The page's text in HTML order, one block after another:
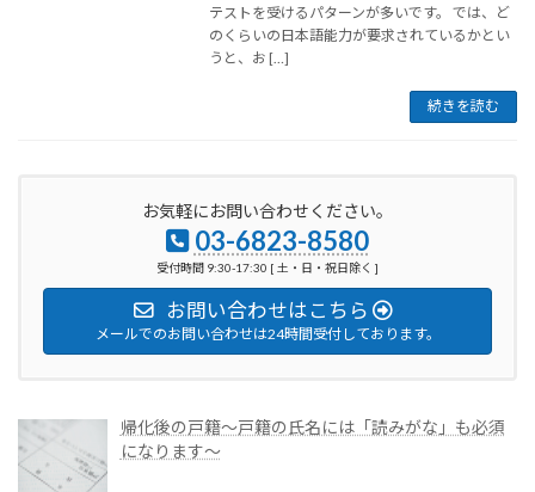
テストを受けるパターンが多いです。 では、ど
のくらいの日本語能力が要求されているかとい
うと、お […]
続きを読む
お気軽にお問い合わせください。
03-6823-8580
受付時間 9:30-17:30 [ 土・日・祝日除く ]
お問い合わせはこちら
メールでのお問い合わせは24時間受付しております。
帰化後の戸籍～戸籍の氏名には「読みがな」も必須
になります～